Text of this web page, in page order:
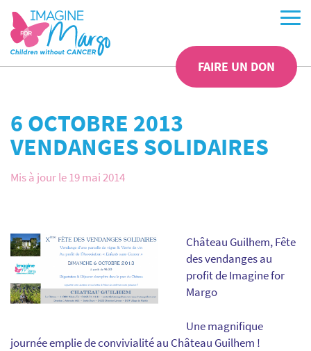
FAIRE UN DON
6 OCTOBRE 2013
VENDANGES SOLIDAIRES
Mis à jour le 19 mai 2014
Château Guilhem, Fête
des vendanges au
profit de Imagine for
Margo
Une magnifique
journée emplie de convivialité au Château Guilhem !